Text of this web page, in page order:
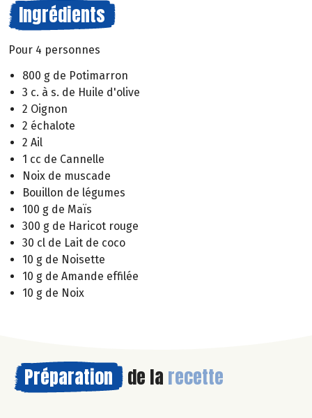
Ingrédients
Pour 4 personnes
800 g de Potimarron
3 c. à s. de Huile d'olive
2 Oignon
2 échalote
2 Ail
1 cc de Cannelle
Noix de muscade
Bouillon de légumes
100 g de Maïs
300 g de Haricot rouge
30 cl de Lait de coco
10 g de Noisette
10 g de Amande effilée
10 g de Noix
Préparation de la recette